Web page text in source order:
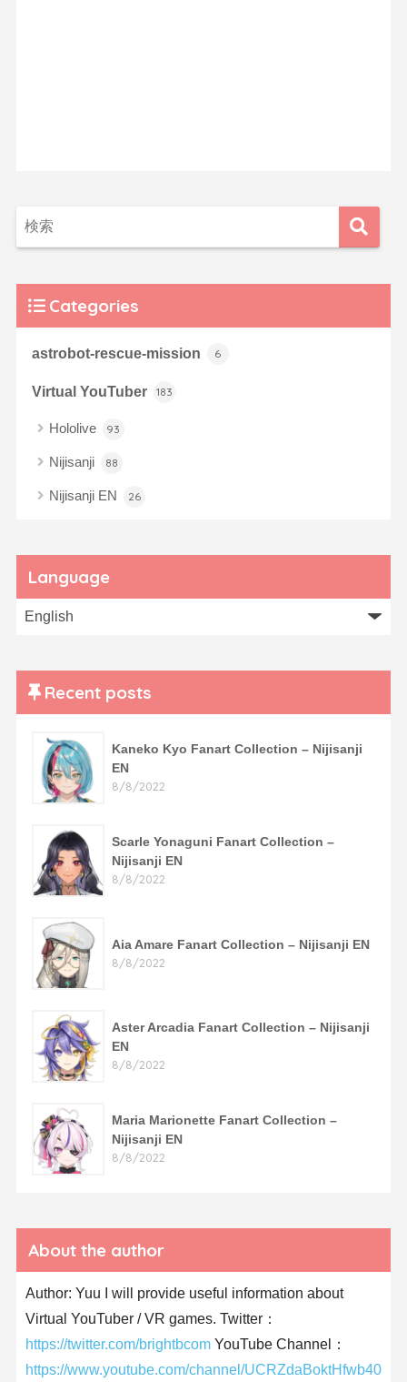
Categories
astrobot-rescue-mission 6
Virtual YouTuber 183
Hololive 93
Nijisanji 88
Nijisanji EN 26
Language
Recent posts
Kaneko Kyo Fanart Collection – Nijisanji
EN
8/8/2022
Scarle Yonaguni Fanart Collection –
Nijisanji EN
8/8/2022
Aia Amare Fanart Collection – Nijisanji EN
8/8/2022
Aster Arcadia Fanart Collection – Nijisanji
EN
8/8/2022
Maria Marionette Fanart Collection –
Nijisanji EN
8/8/2022
About the author
Author: Yuu I will provide useful information about
Virtual YouTuber / VR games. Twitter：
https://twitter.com/brightbcomYouTube Channel：
https://www.youtube.com/channel/UCRZdaBoktHfwb40